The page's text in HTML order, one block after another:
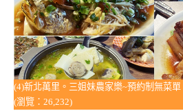
(4)新北萬里。三姐妹農家樂~預約制無菜
(瀏覽：26,232)